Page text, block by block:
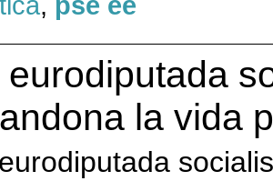
eurodiputada
la vida